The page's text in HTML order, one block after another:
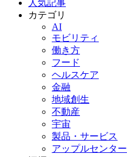
人気記事
カテゴリ
AI
モビリティ
働き方
フード
ヘルスケア
金融
地域創生
不動産
宇宙
製品・サービス
アップルセンター